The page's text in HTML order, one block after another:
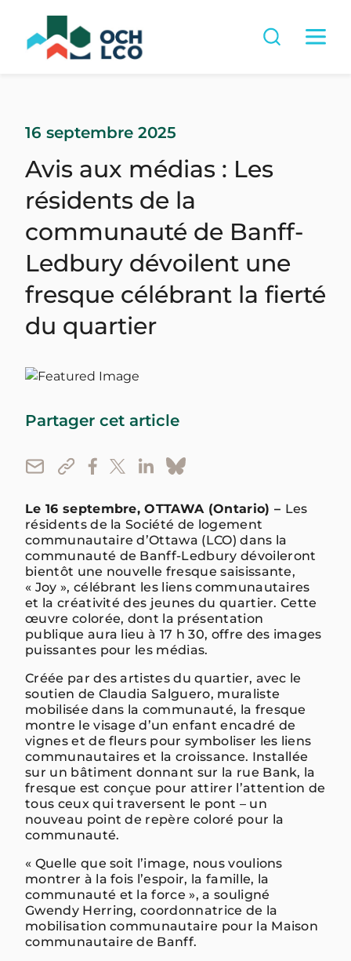
16 septembre 2025
Avis aux médias : Les
résidents de la
communauté de Banff-
Ledbury dévoilent une
fresque célébrant la fierté
du quartier
Partager cet article
Le 16 septembre, OTTAWA (Ontario) – Les
résidents de la Société de logement
communautaire d’Ottawa (LCO) dans la
communauté de Banff-Ledbury dévoileront
bientôt une nouvelle fresque saisissante,
« Joy », célébrant les liens communautaires
et la créativité des jeunes du quartier. Cette
œuvre colorée, dont la présentation
publique aura lieu à 17 h 30, offre des images
puissantes pour les médias.
Créée par des artistes du quartier, avec le
soutien de Claudia Salguero, muraliste
mobilisée dans la communauté, la fresque
montre le visage d’un enfant encadré de
vignes et de fleurs pour symboliser les liens
communautaires et la croissance. Installée
sur un bâtiment donnant sur la rue Bank, la
fresque est conçue pour attirer l’attention de
tous ceux qui traversent le pont – un
nouveau point de repère coloré pour la
communauté.
« Quelle que soit l’image, nous voulions
montrer à la fois l’espoir, la famille, la
communauté et la force », a souligné
Gwendy Herring, coordonnatrice de la
mobilisation communautaire pour la Maison
communautaire de Banff.